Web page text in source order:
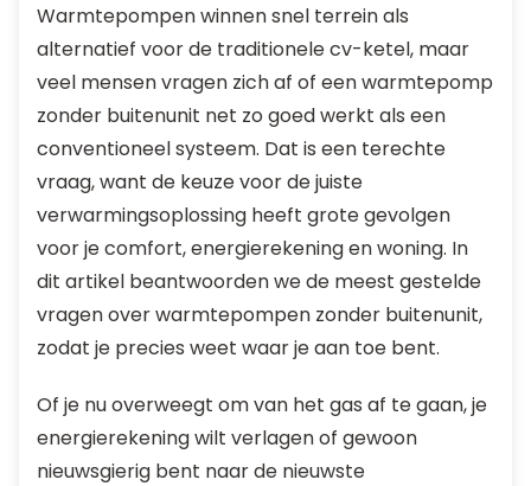
Warmtepompen winnen snel terrein als
alternatief voor de traditionele cv-ketel, maar
veel mensen vragen zich af of een warmtepomp
zonder buitenunit net zo goed werkt als een
conventioneel systeem. Dat is een terechte
vraag, want de keuze voor de juiste
verwarmingsoplossing heeft grote gevolgen
voor je comfort, energierekening en woning. In
dit artikel beantwoorden we de meest gestelde
vragen over warmtepompen zonder buitenunit,
zodat je precies weet waar je aan toe bent.
Of je nu overweegt om van het gas af te gaan, je
energierekening wilt verlagen of gewoon
nieuwsgierig bent naar de nieuwste